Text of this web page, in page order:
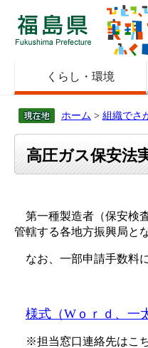
福島県
くらし・環境
ホーム > 組織でさ
高圧ガス保安法
第一種製造者（保安検
管轄する各地方振興局と
なお、一部申請手数料
様式（Wｏｒｄ、一
※担当窓口連絡先はこち